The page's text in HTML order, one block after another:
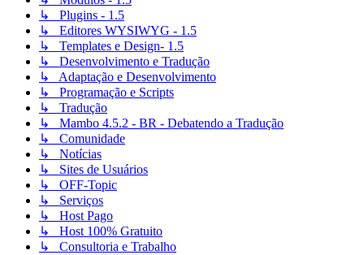
↳ Plugins - 1.5
↳ Editores WYSIWYG - 1.5
↳ Templates e Design- 1.5
↳ Desenvolvimento e Tradução
↳ Adaptação e Desenvolvimento
↳ Programação e Scripts
↳ Tradução
↳ Mambo 4.5.2 - BR - Debatendo a Tradução
↳ Comunidade
↳ Notícias
↳ Sites de Usuários
↳ OFF-Topic
↳ Serviços
↳ Host Pago
↳ Host 100% Gratuito
↳ Consultoria e Trabalho